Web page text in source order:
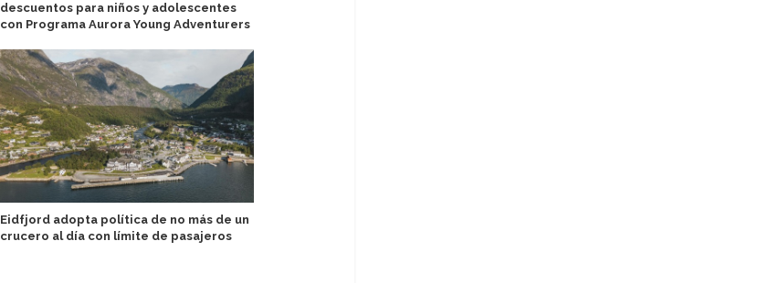
descuentos para niños y adolescentes
con Programa Aurora Young Adventurers
Eidfjord adopta política de no más de un
crucero al día con límite de pasajeros